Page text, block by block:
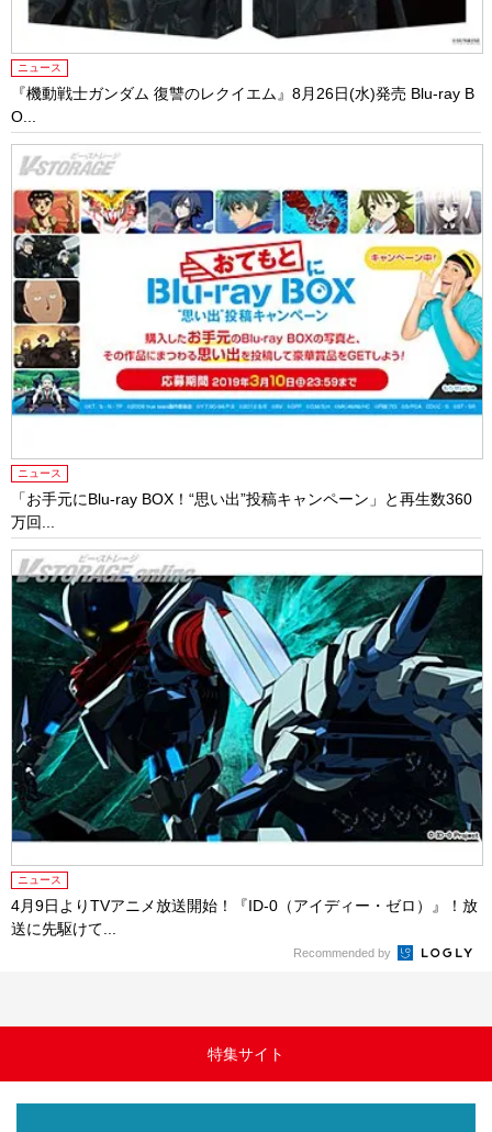
ニュース
『機動戦士ガンダム 復讐のレクイエム』8月26日(水)発売 Blu-ray B
O...
ニュース
「お手元にBlu-ray BOX！“思い出”投稿キャンペーン」と再生数360
万回...
ニュース
4月9日よりTVアニメ放送開始！『ID-0（アイディー・ゼロ）』！放
送に先駆けて...
Recommended by
特集サイト